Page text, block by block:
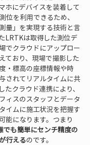
ホにデバイスを装着して
位を利用できるため、
量」を実現する技術と言
LRTKは取得した測位デ
でクラウドにアップロー
ており、現場で撮影した
・標高の座標情報や時
されてリアルタイムに共
たクラウド連携により、
ィスのスタッフとデータ
イムに施工状況を把握す
能になります。つまり
でも簡単にセンチ精度の
行えるのです。